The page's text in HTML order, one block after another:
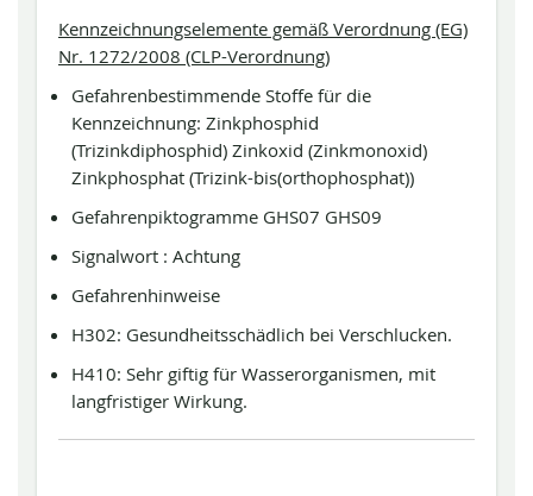
Kennzeichnungselemente gemäß Verordnung (EG)
Nr. 1272/2008 (CLP-Verordnung)
Gefahrenbestimmende Stoffe für die
Kennzeichnung: Zinkphosphid
(Trizinkdiphosphid) Zinkoxid (Zinkmonoxid)
Zinkphosphat (Trizink-bis(orthophosphat))
Gefahrenpiktogramme GHS07 GHS09
Signalwort : Achtung
Gefahrenhinweise
H302: Gesundheitsschädlich bei Verschlucken.
H410: Sehr giftig für Wasserorganismen, mit
langfristiger Wirkung.